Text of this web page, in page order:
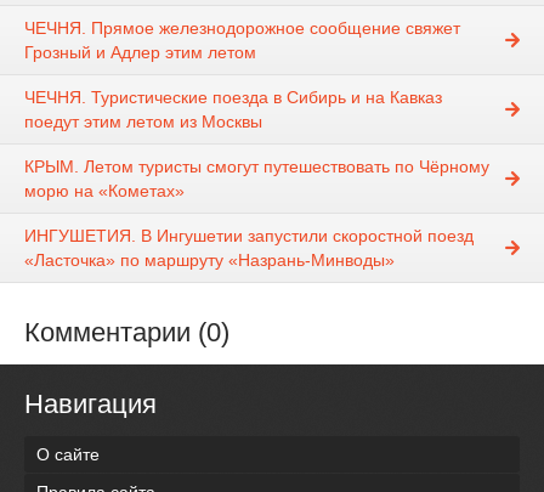
ЧЕЧНЯ. Прямое железнодорожное сообщение свяжет
Грозный и Адлер этим летом
ЧЕЧНЯ. Туристические поезда в Сибирь и на Кавказ
поедут этим летом из Москвы
КРЫМ. Летом туристы смогут путешествовать по Чёрному
морю на «Кометах»
ИНГУШЕТИЯ. В Ингушетии запустили скоростной поезд
«Ласточка» по маршруту «Назрань-Минводы»
Комментарии (0)
Навигация
О сайте